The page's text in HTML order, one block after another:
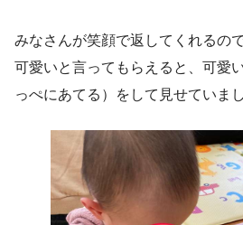
みなさんが笑顔で返してくれるの
可愛いと言ってもらえると、可愛
っぺにあてる）をして見せていま